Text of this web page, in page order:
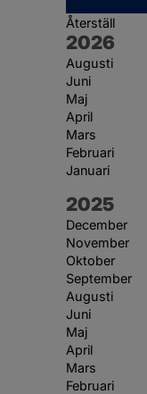
Återställ
År:
2026
Augusti
Juni
Maj
April
Mars
Februari
Januari
År:
2025
December
November
Oktober
September
Augusti
Juni
Maj
April
Mars
Februari